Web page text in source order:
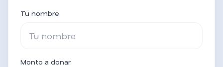
Tu nombre
Monto a donar